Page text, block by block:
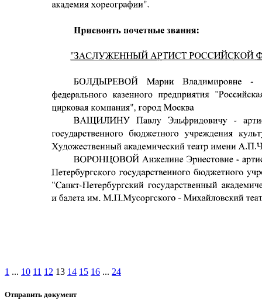
1 ... 10 11 12 13 14 15 16 ... 24
Отправить документ